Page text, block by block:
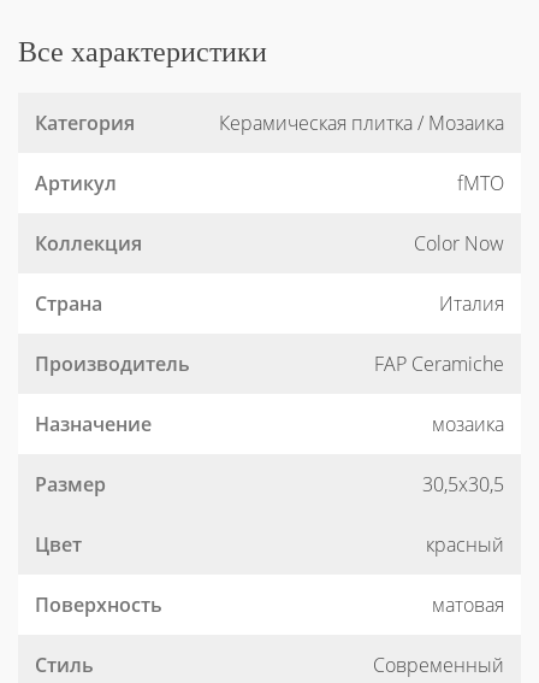
Все характеристики
Категория Керамическая плитка / Мозаика
Артикул fMTO
Коллекция Color Now
Страна Италия
Производитель FAP Ceramiche
Назначение мозаика
Размер 30,5x30,5
Цвет красный
Поверхность матовая
Стиль Современный